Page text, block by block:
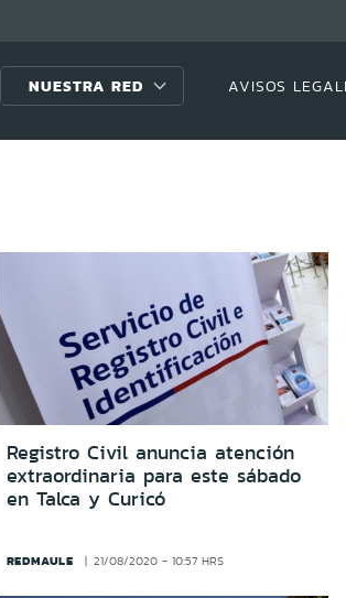
NUESTRA RED AVISOS
Registro Civil anuncia atención
extraordinaria para este sábado
en Talca y Curicó
REDMAULE 21/08/2020 - 10:57 HRS